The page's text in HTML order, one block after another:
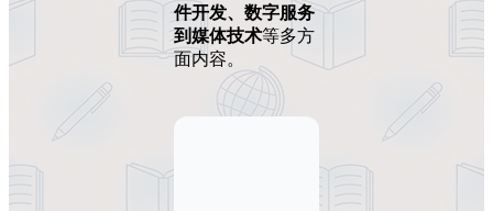
件开发、数字服务
到媒体技术等多方
面内容。